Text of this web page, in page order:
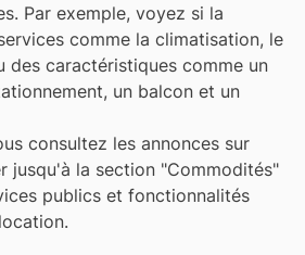
Par exemple, voyez si la
comme la climatisation, le
des caractéristiques comme un
un balcon et un
consultez les annonces sur
jusqu'à la section "Commodités"
publics et fonctionnalités